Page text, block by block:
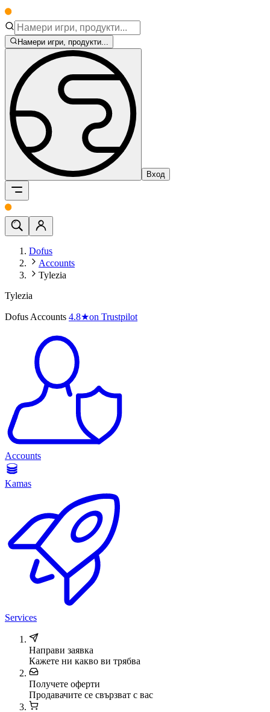
Намери игри, продукти...
Вход
Dofus
Accounts
Tylezia
Tylezia
Dofus Accounts 4.8★on Trustpilot
Accounts
Kamas
Services
Направи заявка
Кажете ни какво ви трябва
Получете оферти
Продавачите се свързват с вас